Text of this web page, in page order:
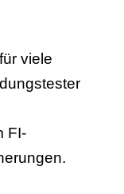
viele
FI-